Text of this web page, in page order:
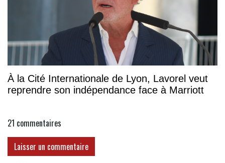
À la Cité Internationale de Lyon, Lavorel veut
reprendre son indépendance face à Marriott
21 commentaires
Laisser un commentaire